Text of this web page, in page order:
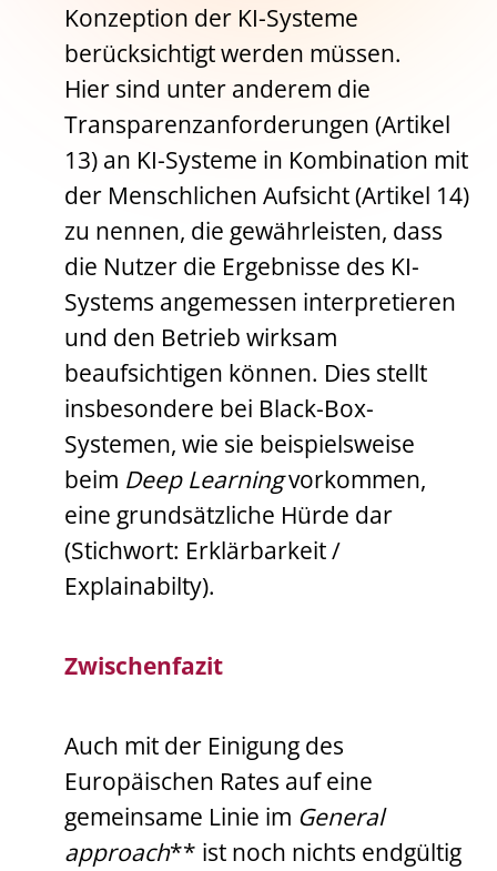
Konzeption der KI-Systeme
berücksichtigt werden müssen.
Hier sind unter anderem die
Transparenzanforderungen (Artikel
13) an KI-Systeme in Kombination mit
der Menschlichen Aufsicht (Artikel 14)
zu nennen, die gewährleisten, dass
die Nutzer die Ergebnisse des KI-
Systems angemessen interpretieren
und den Betrieb wirksam
beaufsichtigen können. Dies stellt
insbesondere bei Black-Box-
Systemen, wie sie beispielsweise
beim Deep Learningvorkommen,
eine grundsätzliche Hürde dar
(Stichwort: Erklärbarkeit /
Explainabilty).
Zwischenfazit
Auch mit der Einigung des
Europäischen Rates auf eine
gemeinsame Linie im General
approach** ist noch nichts endgültig